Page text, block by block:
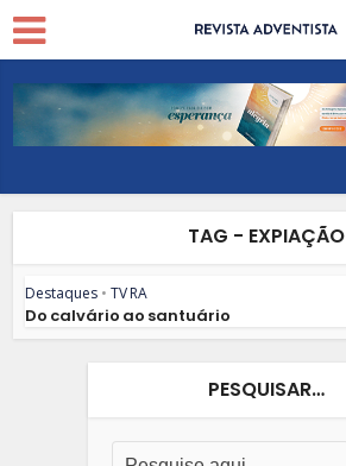
TAG - EXPIAÇÃO
Destaques • TV RA
Do calvário ao santuário
PESQUISAR…